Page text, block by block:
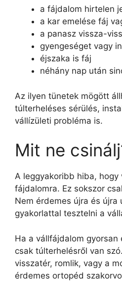
a fájdalom hirtelen
a kar emelése fáj
a panasz vissza-
gyengeséget vagy
éjszaka is fáj
néhány nap után
Az ilyen tünetek mögött
túlterheléses sérülés,
vállízületi probléma is.
Mit ne
A leggyakoribb hiba, hogy
fájdalomra. Ez sokszor
Nem érdemes újra és újra
gyakorlattal tesztelni a
Ha a vállfájdalom gyorsan
csak túlterhelésről van
visszatér, romlik, vagy a
érdemes ortopéd